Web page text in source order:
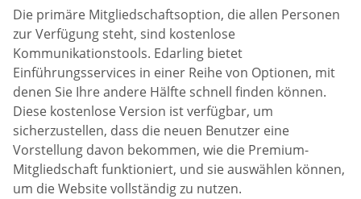
Die primäre Mitgliedschaftsoption, die allen Personen
zur Verfügung steht, sind kostenlose
Kommunikationstools. Edarling bietet
Einführungsservices in einer Reihe von Optionen, mit
denen Sie Ihre andere Hälfte schnell finden können.
Diese kostenlose Version ist verfügbar, um
sicherzustellen, dass die neuen Benutzer eine
Vorstellung davon bekommen, wie die Premium-
Mitgliedschaft funktioniert, und sie auswählen können,
um die Website vollständig zu nutzen.